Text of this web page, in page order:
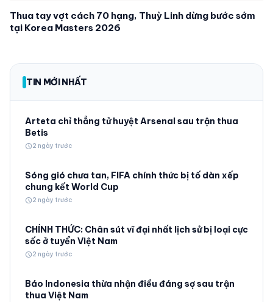
Thua tay vợt cách 70 hạng, Thuỳ Linh dừng bước sớm
tại Korea Masters 2026
TIN MỚI NHẤT
Arteta chỉ thẳng tử huyệt Arsenal sau trận thua
Betis
schedule2 ngày trước
Sóng gió chưa tan, FIFA chính thức bị tố dàn xếp
chung kết World Cup
schedule2 ngày trước
CHÍNH THỨC: Chân sút vĩ đại nhất lịch sử bị loại cực
sốc ở tuyển Việt Nam
schedule2 ngày trước
Báo Indonesia thừa nhận điều đáng sợ sau trận
thua Việt Nam